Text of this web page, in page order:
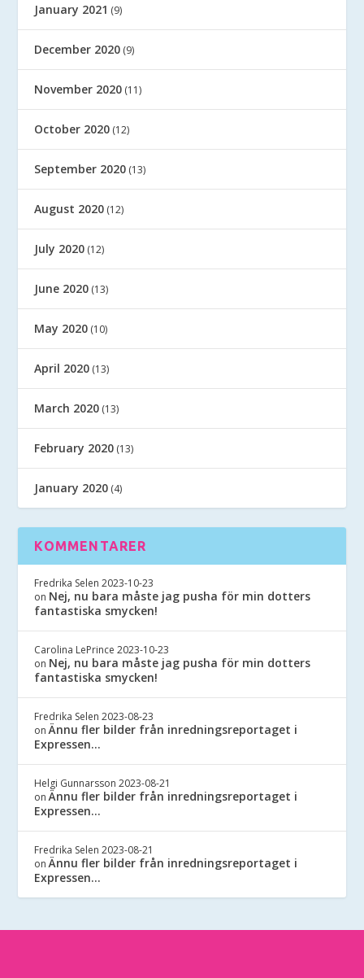
January 2021 (9)
December 2020 (9)
November 2020 (11)
October 2020 (12)
September 2020 (13)
August 2020 (12)
July 2020 (12)
June 2020 (13)
May 2020 (10)
April 2020 (13)
March 2020 (13)
February 2020 (13)
January 2020 (4)
KOMMENTARER
Fredrika Selen 2023-10-23
on Nej, nu bara måste jag pusha för min dotters
fantastiska smycken!
Carolina LePrince 2023-10-23
on Nej, nu bara måste jag pusha för min dotters
fantastiska smycken!
Fredrika Selen 2023-08-23
onÄnnu fler bilder från inredningsreportaget i
Expressen…
Helgi Gunnarsson 2023-08-21
onÄnnu fler bilder från inredningsreportaget i
Expressen…
Fredrika Selen 2023-08-21
onÄnnu fler bilder från inredningsreportaget i
Expressen…